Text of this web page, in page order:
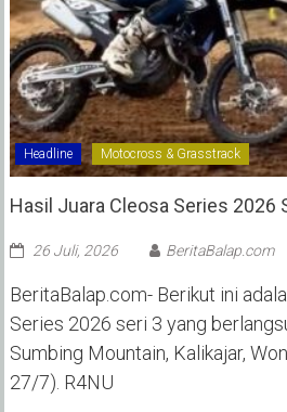
Headline Motocross & Grasstrack
Hasil Juara Cleosa Series 2026
26 Juli, 2026 BeritaBalap.com
BeritaBalap.com- Berikut ini
Series 2026 seri 3 yang
Sumbing Mountain, Kalikajar,
27/7). R4NU